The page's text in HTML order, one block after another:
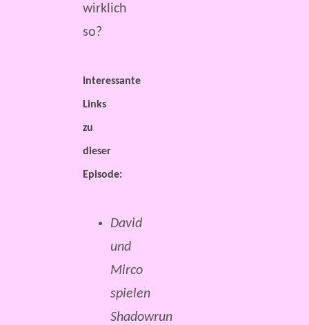
wirklich
so?
Interessante
Links
zu
dieser
Episode:
David
und
Mirco
spielen
Shadowrun